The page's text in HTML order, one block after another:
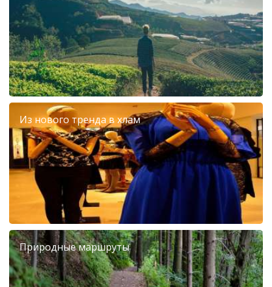
Из нового тренда в хлам
Природные маршруты